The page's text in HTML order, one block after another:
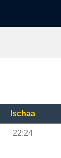
Ischaa
22:24